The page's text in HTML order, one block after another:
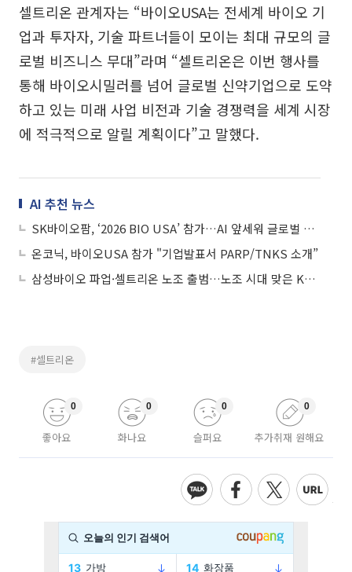
셀트리온 관계자는 “바이오USA는 전세계 바이오 기
업과 투자자, 기술 파트너들이 모이는 최대 규모의 글
로벌 비즈니스 무대”라며 “셀트리온은 이번 행사를
통해 바이오시밀러를 넘어 글로벌 신약기업으로 도약
하고 있는 미래 사업 비전과 기술 경쟁력을 세계 시장
에 적극적으로 알릴 계획이다”고 말했다.
AI 추천 뉴스
SK바이오팜, ‘2026 BIO USA’ 참가…AI 앞세워 글로벌 파트너링 확대
온코닉, 바이오USA 참가 "기업발표서 PARP/TNKS 소개”
삼성바이오 파업·셀트리온 노조 출범…노조 시대 맞은 K바이오
#셀트리온
좋아요
0
화나요
0
슬퍼요
0
추가취재 원해요
0